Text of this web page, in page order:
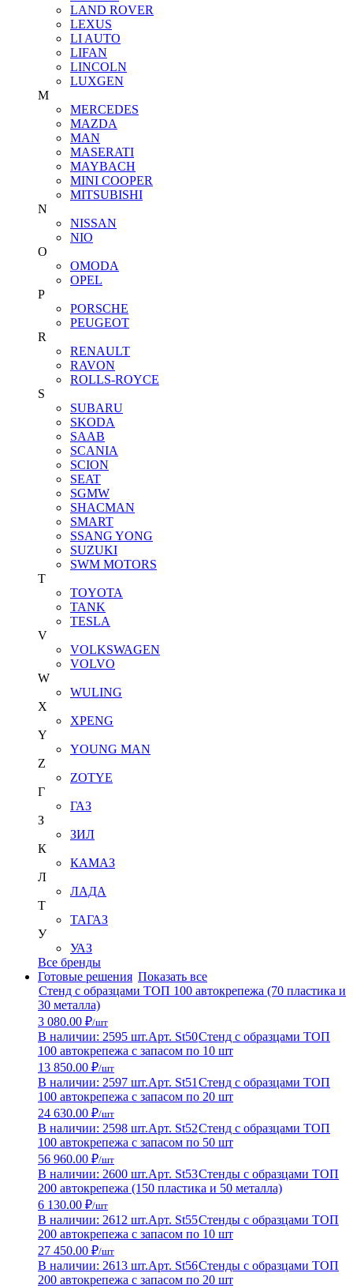
LAND ROVER
LEXUS
LI AUTO
LIFAN
LINCOLN
LUXGEN
M
MERCEDES
MAZDA
MAN
MASERATI
MAYBACH
MINI COOPER
MITSUBISHI
N
NISSAN
NIO
O
OMODA
OPEL
P
PORSCHE
PEUGEOT
R
RENAULT
RAVON
ROLLS-ROYCE
S
SUBARU
SKODA
SAAB
SCANIA
SCION
SEAT
SGMW
SHACMAN
SMART
SSANG YONG
SUZUKI
SWM MOTORS
T
TOYOTA
TANK
TESLA
V
VOLKSWAGEN
VOLVO
W
WULING
X
XPENG
Y
YOUNG MAN
Z
ZOTYE
Г
ГАЗ
З
ЗИЛ
К
КАМАЗ
Л
ЛАДА
Т
ТАГАЗ
У
УАЗ
Все бренды
Готовые решения Показать все
Стенд с образцами ТОП 100 автокрепежа (70 пластика и
30 металла)
3 080.00 ₽/шт
В наличии: 2595 шт.Арт. St50Стенд с образцами ТОП
100 автокрепежа с запасом по 10 шт
13 850.00 ₽/шт
В наличии: 2597 шт.Арт. St51 Стенд с образцами ТОП
100 автокрепежа с запасом по 20 шт
24 630.00 ₽/шт
В наличии: 2598 шт.Арт. St52Стенд с образцами ТОП
100 автокрепежа с запасом по 50 шт
56 960.00 ₽/шт
В наличии: 2600 шт.Арт. St53Стенды с образцами ТОП
200 автокрепежа (150 пластика и 50 металла)
6 130.00 ₽/шт
В наличии: 2612 шт.Арт. St55Стенды с образцами ТОП
200 автокрепежа с запасом по 10 шт
27 450.00 ₽/шт
В наличии: 2613 шт.Арт. St56Стенды с образцами ТОП
200 автокрепежа с запасом по 20 шт